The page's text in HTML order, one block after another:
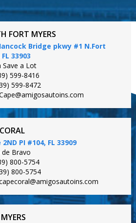
FORT MYERS
Bridge pkwy #1 N.Fort
33903
Save a Lot
599-8416
599-8472
2ND PI #104, FL 33909
de Bravo
800-5754
800-5754